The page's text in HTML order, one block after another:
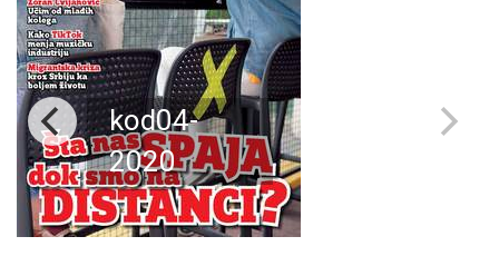
kod04-
2020